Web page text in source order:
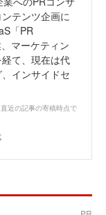
テンツ企画に
「PR
マーケティン
て、現在は代
インサイドセ
近の記事の寄稿時点で